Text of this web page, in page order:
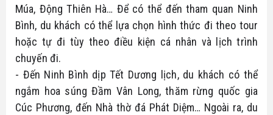
Múa, Động Thiên Hà… Để có thể đến tham quan Ninh
Bình, du khách có thể lựa chọn hình thức đi theo tour
hoặc tự đi tùy theo điều kiện cá nhân và lịch trình
chuyến đi.
- Đến Ninh Bình dịp Tết Dương lịch, du khách có thể
ngắm hoa súng Đầm Vân Long, thăm rừng quốc gia
Cúc Phương, đến Nhà thờ đá Phát Diệm… Ngoài ra, du